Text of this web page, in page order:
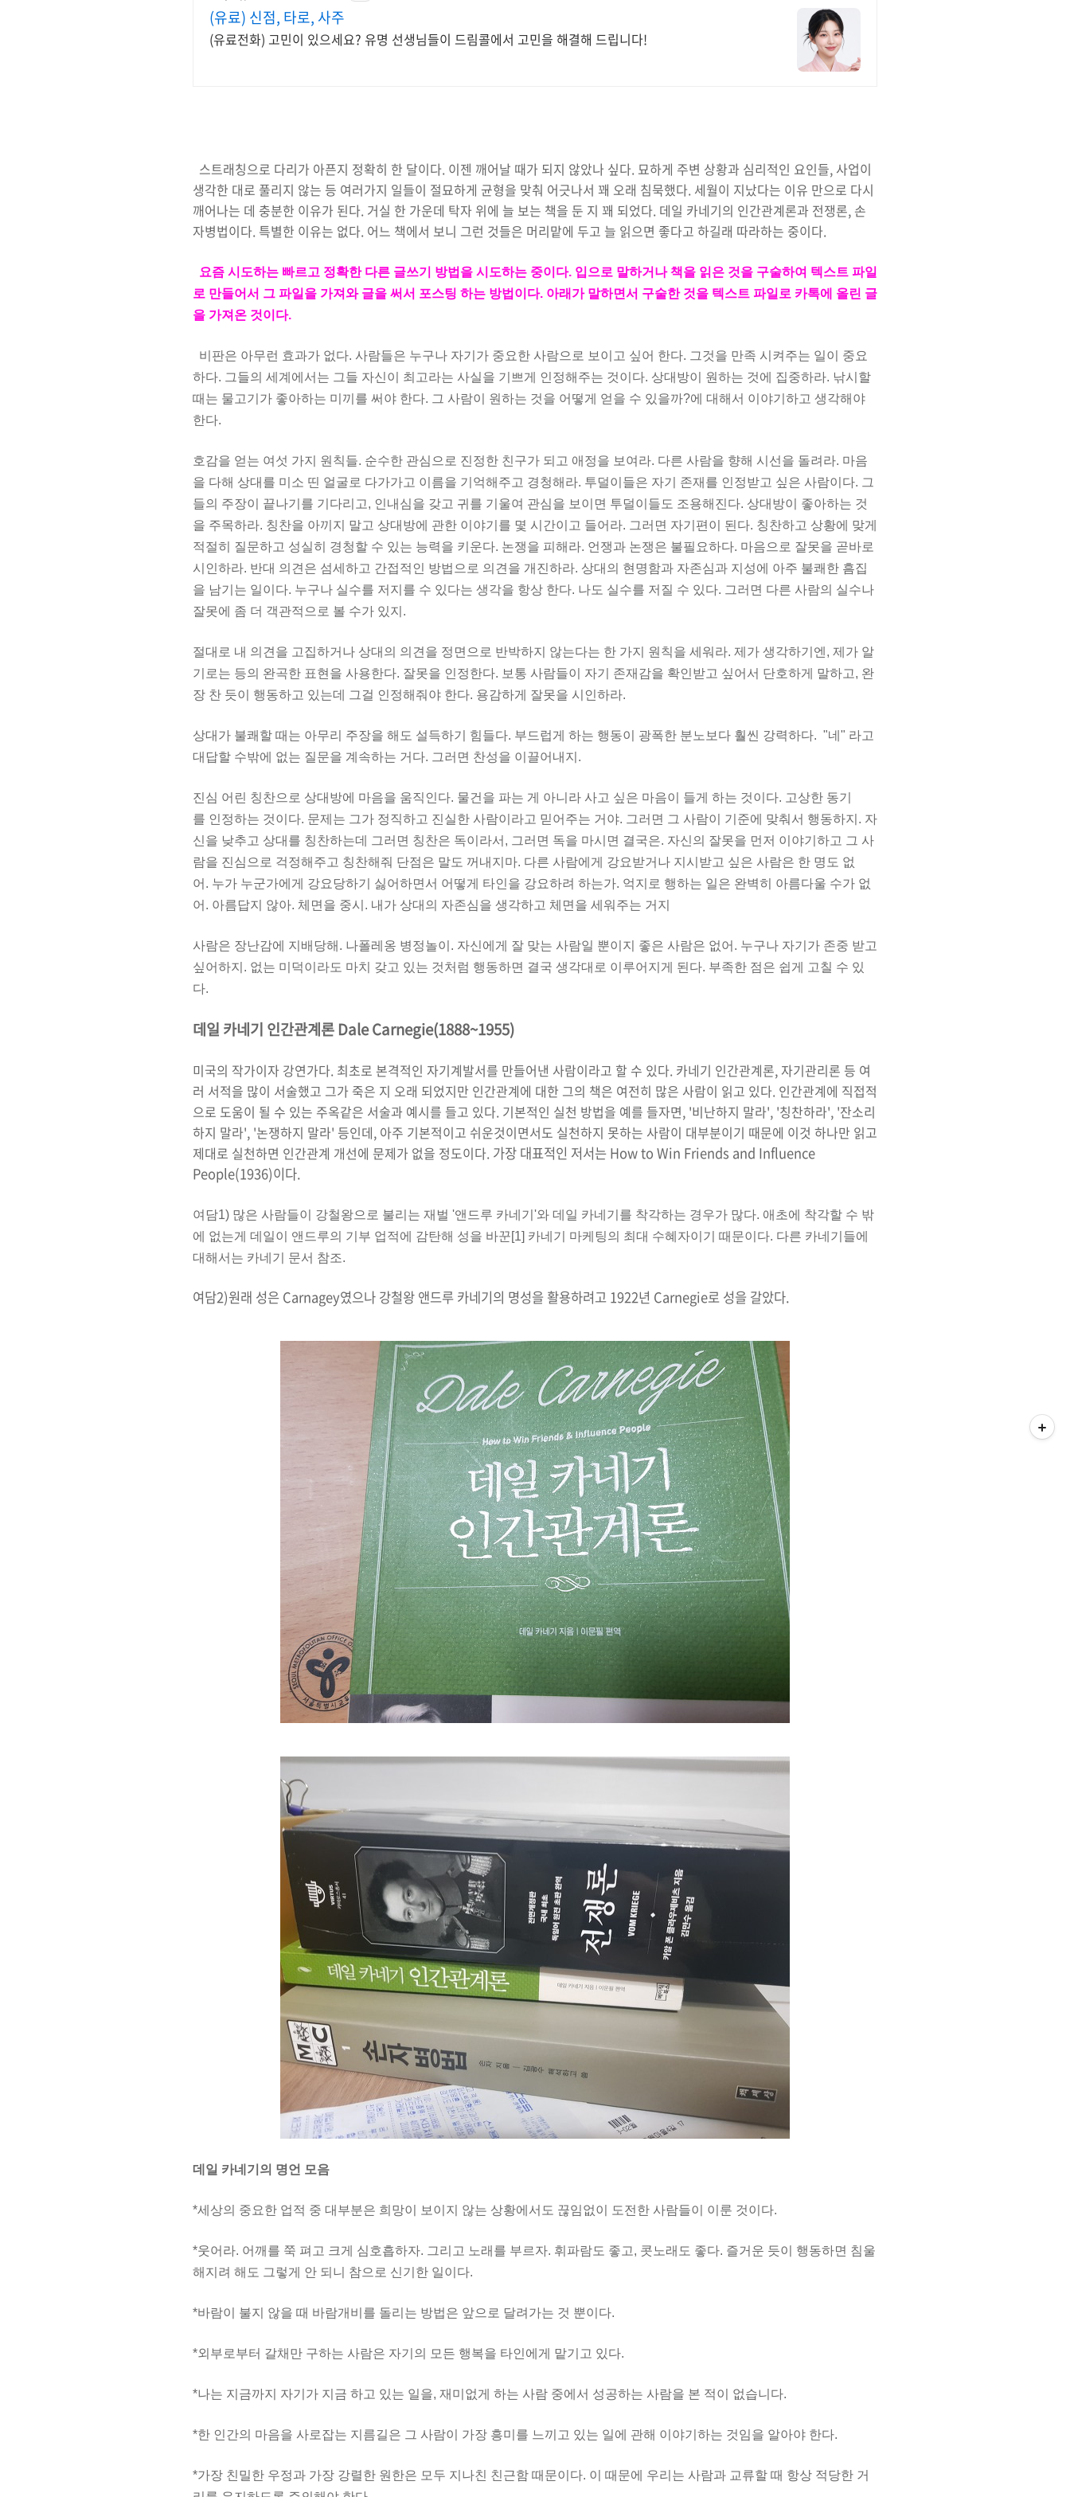
(유료) 신점, 타로, 사주
(유료전화) 고민이 있으세요? 유명 선생님들이 드림콜에서 고민을 해결해 드립니다!
스트래칭으로 다리가 아픈지 정확히 한 달이다. 이젠 깨어날 때가 되지 않았나 싶다. 묘하게 주변 상황과 심리적인 요인들, 사업이
생각한 대로 풀리지 않는 등 여러가지 일들이 절묘하게 균형을 맞춰 어긋나서 꽤 오래 침묵했다. 세월이 지났다는 이유 만으로 다시
깨어나는 데 충분한 이유가 된다. 거실 한 가운데 탁자 위에 늘 보는 책을 둔 지 꽤 되었다. 데일 카네기의 인간관계론과 전쟁론, 손
자병법이다. 특별한 이유는 없다. 어느 책에서 보니 그런 것들은 머리맡에 두고 늘 읽으면 좋다고 하길래 따라하는 중이다.
요즘 시도하는 빠르고 정확한다른 글쓰기 방법을 시도하는 중이다. 입으로 말하거나 책을 읽은 것을 구술하여 텍스트 파일
로 만들어서 그 파일을 가져와 글을 써서 포스팅 하는 방법이다. 아래가 말하면서 구술한 것을 텍스트 파일로 카톡에 올린 글
을 가져온 것이다.
비판은 아무런 효과가 없다. 사람들은 누구나 자기가 중요한 사람으로 보이고 싶어 한다. 그것을 만족 시켜주는 일이 중요
하다. 그들의 세계에서는 그들 자신이 최고라는 사실을 기쁘게 인정해주는 것이다. 상대방이 원하는 것에 집중하라. 낚시할
때는 물고기가 좋아하는 미끼를 써야 한다. 그 사람이 원하는 것을 어떻게 얻을 수 있을까?에 대해서 이야기하고 생각해야
한다.
호감을 얻는 여섯 가지 원칙들. 순수한 관심으로 진정한 친구가 되고 애정을 보여라. 다른 사람을 향해 시선을 돌려라. 마음
을 다해 상대를 미소 띤 얼굴로 다가가고 이름을 기억해주고 경청해라. 투덜이들은 자기 존재를 인정받고 싶은 사람이다. 그
들의 주장이 끝나기를 기다리고, 인내심을 갖고 귀를 기울여 관심을 보이면 투덜이들도 조용해진다. 상대방이 좋아하는 것
을 주목하라. 칭찬을 아끼지 말고 상대방에 관한 이야기를 몇 시간이고 들어라. 그러면 자기편이 된다. 칭찬하고 상황에 맞게
적절히 질문하고 성실히 경청할 수 있는 능력을 키운다. 논쟁을 피해라. 언쟁과 논쟁은 불필요하다. 마음으로 잘못을 곧바로
시인하라. 반대 의견은 섬세하고 간접적인 방법으로 의견을 개진하라. 상대의 현명함과 자존심과 지성에 아주 불쾌한 흠집
을 남기는 일이다. 누구나 실수를 저지를 수 있다는 생각을 항상 한다. 나도 실수를 저질 수 있다. 그러면 다른 사람의 실수나
잘못에 좀 더 객관적으로 볼 수가 있지.
절대로 내 의견을 고집하거나 상대의 의견을 정면으로 반박하지 않는다는 한 가지 원칙을 세워라. 제가 생각하기엔, 제가 알
기로는 등의 완곡한 표현을 사용한다. 잘못을 인정한다. 보통 사람들이 자기 존재감을 확인받고 싶어서 단호하게 말하고, 완
장 찬 듯이 행동하고 있는데 그걸 인정해줘야 한다. 용감하게 잘못을 시인하라.
상대가 불쾌할 때는 아무리 주장을 해도 설득하기 힘들다. 부드럽게 하는 행동이
광폭한 분노보다 훨씬 강력하다. "네" 라고
대답할 수밖에 없는 질문을 계속하는 거다. 그러면 찬성을 이끌어내지.
진심 어린 칭찬으로 상대방에 마음을 움직인다. 물건을 파는 게 아니라 사고 싶은 마음이 들게 하는 것이다. 고상한 동기
를 인정하는 것이다. 문제는 그가 정직하고 진실한 사람이라고 믿어주는 거야. 그러면 그 사람이 기준에 맞춰서 행동하지. 자
신을 낮추고 상대를 칭찬하는데 그러면 칭찬은 독이라서, 그러면 독을 마시면 결국은. 자신의 잘못을 먼저 이야기하고 그 사
람을 진심으로 걱정해주고 칭찬해줘 단점은 말도 꺼내지마. 다른 사람에게 강요받거나 지시받고 싶은 사람은 한 명도 없
어. 누가 누군가에게 강요당하기 싫어하면서 어떻게 타인을 강요하려 하는가. 억지로 행하는 일은 완벽히 아름다울 수가 없
어. 아름답지 않아. 체면을 중시. 내가 상대의 자존심을 생각하고 체면을 세워주는 거지
사람은 장난감에 지배당해. 나폴레옹 병정놀이. 자신에게 잘 맞는 사람일 뿐이지 좋은 사람은 없어. 누구나 자기가 존중 받고
싶어하지. 없는 미덕이라도 마치 갖고 있는 것처럼 행동하면 결국 생각대로 이루어지게 된다. 부족한 점은 쉽게 고칠 수 있
다.
데일 카네기 인간관계론 Dale Carnegie(1888~1955)
미국의 작가이자 강연가다. 최초로 본격적인 자기계발서를 만들어낸 사람이라고 할 수 있다. 카네기 인간관계론, 자기관리론 등 여
러 서적을 많이 서술했고 그가 죽은 지 오래 되었지만 인간관계에 대한 그의 책은 여전히 많은 사람이 읽고 있다. 인간관계에 직접적
으로 도움이 될 수 있는 주옥같은 서술과 예시를 들고 있다. 기본적인 실천 방법을 예를 들자면, '비난하지 말라', '칭찬하라', '잔소리
하지 말라', '논쟁하지 말라' 등인데, 아주 기본적이고 쉬운것이면서도 실천하지 못하는 사람이 대부분이기 때문에 이것 하나만 읽고
제대로 실천하면 인간관계 개선에 문제가 없을 정도이다. 가장 대표적인 저서는 How to Win Friends and Influence
People(1936)이다.
여담1) 많은 사람들이 강철왕으로 불리는 재벌 '앤드루 카네기'와 데일 카네기를 착각하는 경우가 많다. 애초에 착각할 수 밖
에 없는게 데일이 앤드루의 기부 업적에 감탄해 성을 바꾼[1] 카네기 마케팅의 최대 수혜자이기 때문이다. 다른 카네기들에
대해서는 카네기 문서 참조.
여담2)원래 성은 Carnagey였으나 강철왕 앤드루 카네기의 명성을 활용하려고 1922년 Carnegie로 성을 갈았다.
데일 카네기의 명언 모음
*세상의 중요한 업적 중 대부분은 희망이 보이지 않는 상황에서도 끊임없이 도전한 사람들이 이룬 것이다.
*웃어라. 어깨를 쭉 펴고 크게 심호흡하자. 그리고 노래를 부르자. 휘파람도 좋고, 콧노래도 좋다. 즐거운 듯이 행동하면 침울
해지려 해도 그렇게 안 되니 참으로 신기한 일이다.
*바람이 불지 않을 때 바람개비를 돌리는 방법은 앞으로 달려가는 것 뿐이다.
*외부로부터 갈채만 구하는 사람은 자기의 모든 행복을 타인에게 맡기고 있다.
*나는 지금까지 자기가 지금 하고 있는 일을, 재미없게 하는 사람 중에서 성공하는 사람을 본 적이 없습니다.
*한 인간의 마음을 사로잡는 지름길은 그 사람이 가장 흥미를 느끼고 있는 일에 관해 이야기하는 것임을 알아야 한다.
*가장 친밀한 우정과 가장 강렬한 원한은 모두 지나친 친근함 때문이다. 이 때문에 우리는 사람과 교류할 때 항상 적당한 거